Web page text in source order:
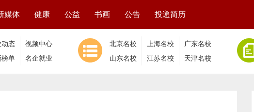
媒体 健康 公益 书画 公告 投递简历
动态
视频中心
榜单 名企就业
北京名校 上海名校
广东名校
山东名校
江苏名校 天津名校